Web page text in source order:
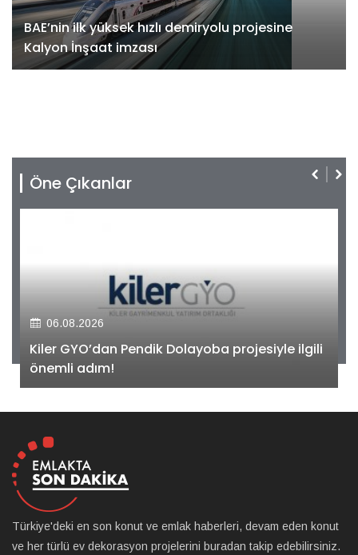
BAE’nin ilk yüksek hızlı demiryolu projesine
Kalyon İnşaat imzası
Öne Çıkanlar
06.08.2026
Kiler GYO’dan Pendik Dolayoba projesiyle ilgili
önemli adım!
Türkiye'deki en son konut ve emlak haberleri, devam eden konut
ve her türlü ev dekorasyon projelerini buradan takip edebilirsiniz.